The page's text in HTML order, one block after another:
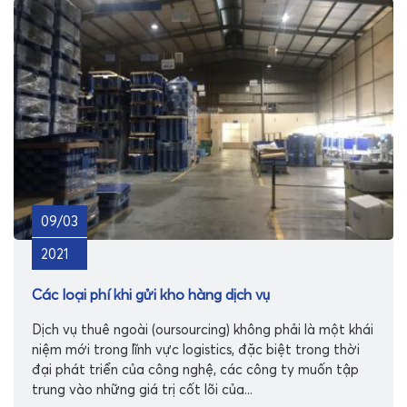
09/03
2021
Các loại phí khi gửi kho hàng dịch vụ
Dịch vụ thuê ngoài (oursourcing) không phải là một khái
niệm mới trong lĩnh vực logistics, đặc biệt trong thời
đại phát triển của công nghệ, các công ty muốn tập
trung vào những giá trị cốt lõi của...